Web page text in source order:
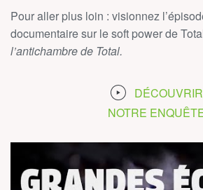
Pour aller plus loin : visionnez
documentaire sur le soft power de
l’antichambre de Total.
DÉCOUVRIR
NOTRE